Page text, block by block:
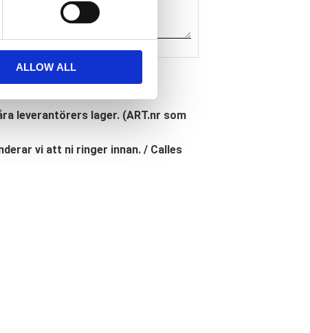
ALLOW ALL
leverantörers lager. (ART.nr som
vi att ni ringer innan. / Calles